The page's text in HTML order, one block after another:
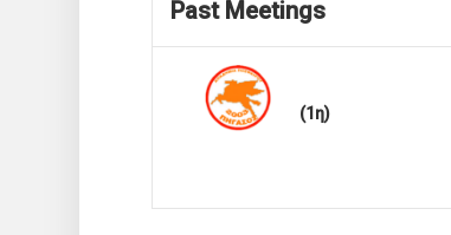
Past Meetings
(1η)